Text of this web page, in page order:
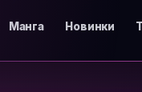
Манга Новинки